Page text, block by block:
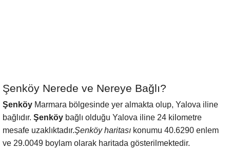
Şenköy Nerede ve Nereye Bağlı?
Şenköy Marmara bölgesinde yer almakta olup, Yalova iline
bağlıdır. Şenköy bağlı olduğu Yalova iline 24 kilometre
mesafe uzaklıktadır.Şenköy haritası konumu 40.6290 enlem
ve 29.0049 boylam olarak haritada gösterilmektedir.